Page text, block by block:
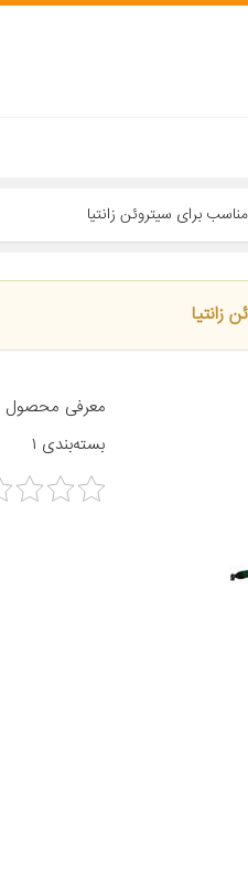
بسته‌بندی ۱